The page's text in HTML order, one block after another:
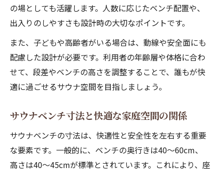
の場としても活躍します。人数に応じたベンチ配置や、
出入りのしやすさも設計時の大切なポイントです。
また、子どもや高齢者がいる場合は、動線や安全面にも
配慮した設計が必要です。利用者の年齢層や体格に合わ
せて、段差やベンチの高さを調整することで、誰もが快
適に過ごせるサウナ空間を目指しましょう。
サウナベンチ寸法と快適な家庭空間の関係
サウナベンチの寸法は、快適性と安全性を左右する重要
な要素です。一般的に、ベンチの奥行きは40〜60cm、
高さは40〜45cmが標準とされています。これにより、座